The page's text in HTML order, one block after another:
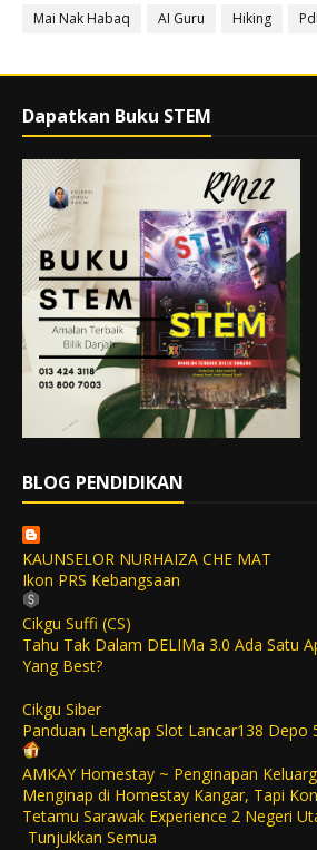
Mai Nak Habaq
AI Guru Hiking
Dapatkan Buku STEM
BLOG PENDIDIKAN
KAUNSELOR NURHAIZA CHE MAT
Ikon PRS Kebangsaan
Cikgu Suffi (CS)
Tahu Tak Dalam DELIMa 3.0 Ada Satu
Yang Best?
Cikgu Siber
Panduan Lengkap Slot Lancar138 Depo
AMKAY Homestay ~ Penginapan
Menginap di Homestay Kangar, Tapi
Tetamu Sarawak Experience 2 Negeri
Tunjukkan Semua